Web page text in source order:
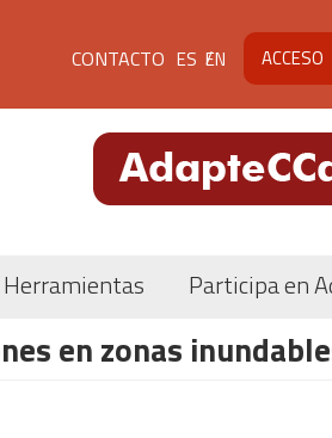
Menú
de
cabecera
[contacto]
CONTACTO ES EN ACCESO
Herramientas Participa en
en zonas